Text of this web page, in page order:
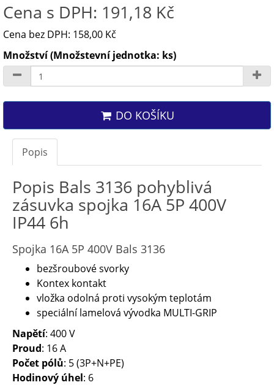
Cena s DPH: 191,18 Kč
Cena bez DPH: 158,00 Kč
Množství (Množstevní jednotka: ks)
DO KOŠÍKU
Popis
Popis Bals 3136 pohyblivá
zásuvka spojka 16A 5P 400V
IP44 6h
Spojka 16A 5P 400V Bals 3136
bezšroubové svorky
Kontex kontakt
vložka odolná proti vysokým teplotám
speciální lamelová vývodka MULTI-GRIP
Napětí: 400 V
Proud: 16 A
Počet pólů: 5 (3P+N+PE)
Hodinový úhel: 6